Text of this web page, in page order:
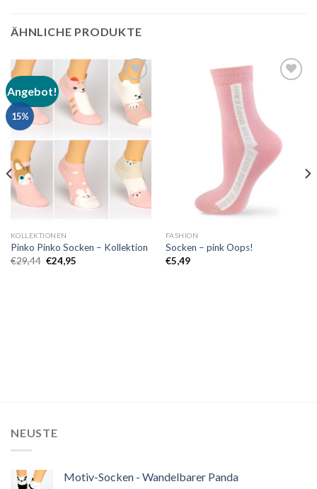
ÄHNLICHE PRODUKTE
Angebot!
15%
Auf
die
Wunschliste
KOLLEKTIONEN
Pinko Pinko Socken – Kollektion
€29,44 Ursprünglicher
Preis
€24,95Aktueller
Wunschliste
FASHION
Socken – pink Oops!
€5,49
NEUSTE
Motiv-Socken - Wandelbarer Panda